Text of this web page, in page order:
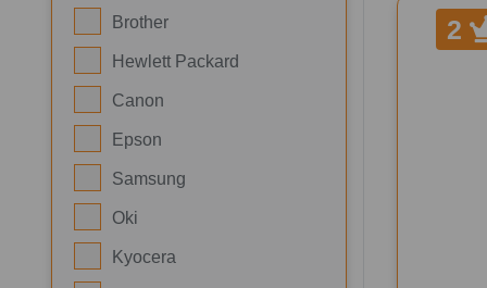
Brother
Hewlett Packard
Canon
Epson
Samsung
Oki
Kyocera
2